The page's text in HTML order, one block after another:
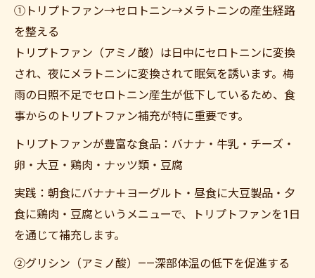
①トリプトファン→セロトニン→メラトニンの産生経路
を整える
トリプトファン（アミノ酸）は日中にセロトニンに変換
され、夜にメラトニンに変換されて眠気を誘います。梅
雨の日照不足でセロトニン産生が低下しているため、食
事からのトリプトファン補充が特に重要です。
トリプトファンが豊富な食品：バナナ・牛乳・チーズ・
卵・大豆・鶏肉・ナッツ類・豆腐
実践：朝食にバナナ＋ヨーグルト・昼食に大豆製品・夕
食に鶏肉・豆腐というメニューで、トリプトファンを1日
を通じて補充します。
②グリシン（アミノ酸）——深部体温の低下を促進する